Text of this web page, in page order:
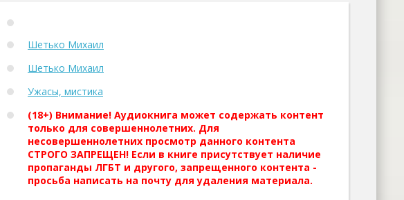
Шетько Михаил
Шетько Михаил
Ужасы, мистика
(18+) Внимание! Аудиокнига может содержать контент
только для совершеннолетних. Для
несовершеннолетних просмотр данного контента
СТРОГО ЗАПРЕЩЕН! Если в книге присутствует наличие
пропаганды ЛГБТ и другого, запрещенного контента -
просьба написать на почту для удаления материала.